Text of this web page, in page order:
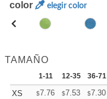
color elegir color
TAMAÑO
1-11 12-35 36-71
XS $7.76 $7.53 $7.30